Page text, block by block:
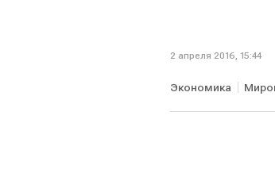
2 апреля 2016, 15:44
Экономика